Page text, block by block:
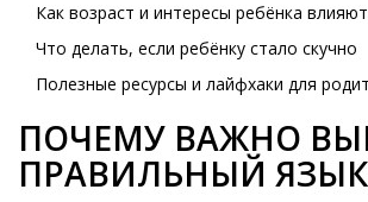
Как возраст и интересы ребёнка
Что делать, если ребёнку стало скучно
Полезные ресурсы и лайфхаки для
ПОЧЕМУ ВАЖНО
ПРАВИЛЬНЫЙ ЯЗЫК